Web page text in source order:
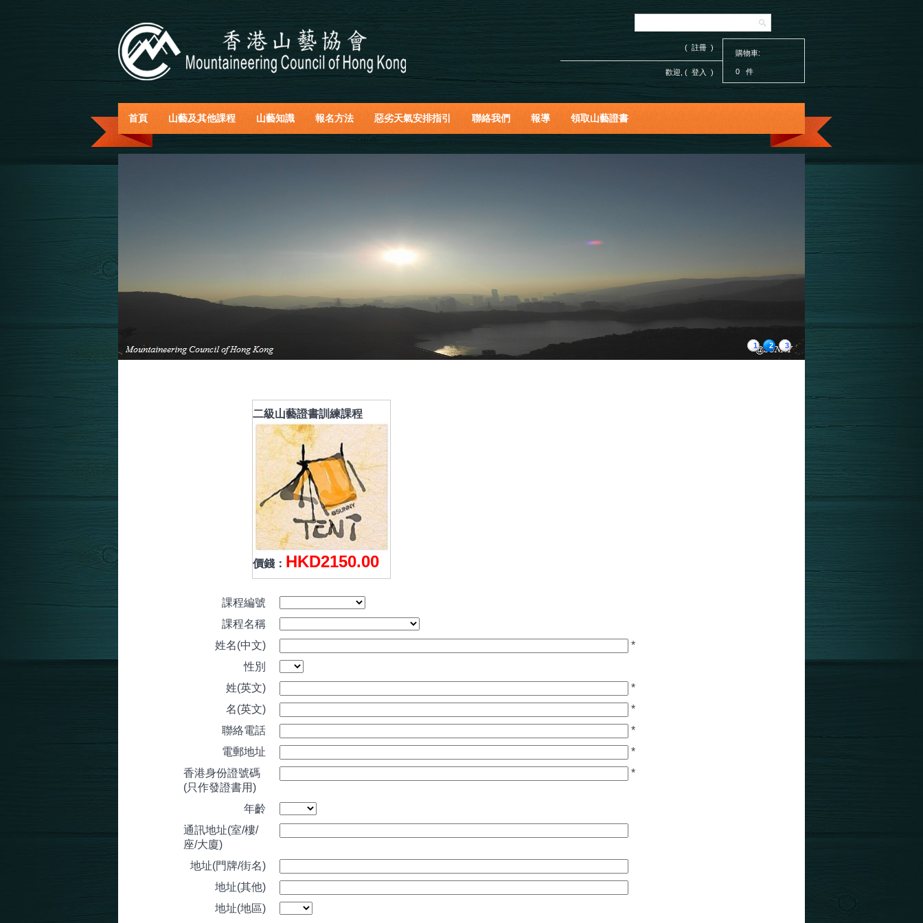
( 註冊 )
歡迎, ( 登入 )
購物車:
0 件
首頁 山藝及其他課程 山藝知識 報名方法 惡劣天氣安排指引 聯絡我們 報導 領取山藝證書
1 2 3
二級山藝證書訓練課程
價錢： HKD2150.00
課程編號
課程名稱
姓名(中文)
*
性別
姓(英文)
*
名(英文)
*
聯絡電話
*
電郵地址
*
香港身份證號碼
(只作發證書用)
*
年齡
通訊地址(室/樓/
座/大廈)
地址(門牌/街名)
地址(其他)
地址(地區)